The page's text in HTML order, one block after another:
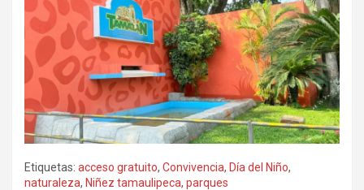
Etiquetas: acceso gratuito, Convivencia, Día del Niño,
naturaleza, Niñez tamaulipeca, parques